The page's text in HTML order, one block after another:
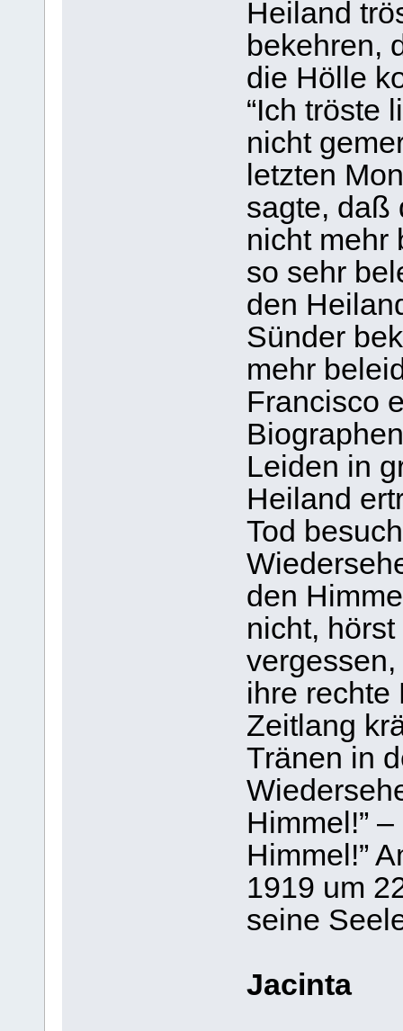
Heiland
bekehren,
die Hölle
“Ich tröste
nicht
letzten
sagte, daß
nicht mehr
so sehr
den
Sünder
mehr
Francisco
Leiden in
Heiland
Tod
den
nicht, hörst
vergessen,
ihre rechte
Zeitlang
Tränen in
Himmel!”
Himmel!”
1919 um
seine
Jacinta